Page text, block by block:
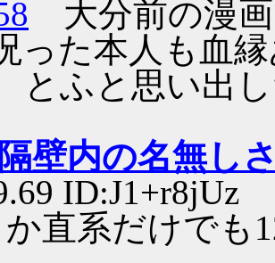
大分前の漫
った本人も血
とふと思い出
隔壁内の名無し
ID:J1+r8jUz
直系だけでも